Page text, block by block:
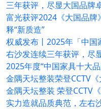
三年获评，尽显大国品牌
富光获评2024《大国品
释“新质造”
权威发布丨2025年「中
右沙发连续三年获评，尽
2025年度“中国家具十大
金隅天坛整装荣登CCTV
金隅天坛整装 荣登CCTV
实力造就品质典范，左右